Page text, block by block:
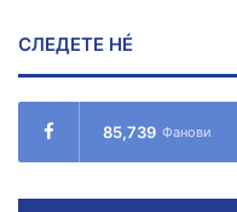
СЛЕДЕТЕ НÉ
85,739 Фанови